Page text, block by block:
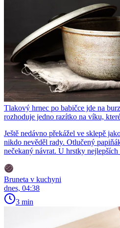
Tlakový hrnec po babičce jde na
rozhoduje jedno razítko na víku,
Ještě nedávno překážel ve sklepě
nikdo nevěděl rady. Otlučený
nečekaný návrat. U hrstky nejlepších
Bruneta v kuchyni
dnes, 04:38
3 min